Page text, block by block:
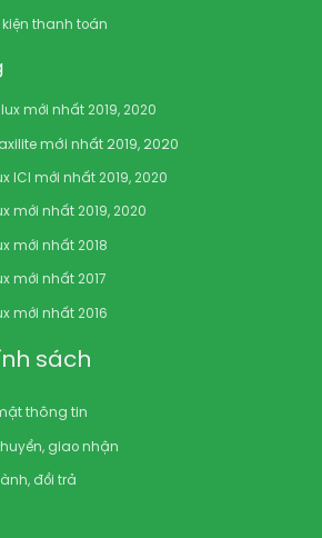
thanh toán
mới nhất 2019, 2020
mới nhất 2019, 2020
ICI mới nhất 2019, 2020
mới nhất 2019, 2020
mới nhất 2018
mới nhất 2017
mới nhất 2016
sách
thông tin
giao nhận
đổi trả